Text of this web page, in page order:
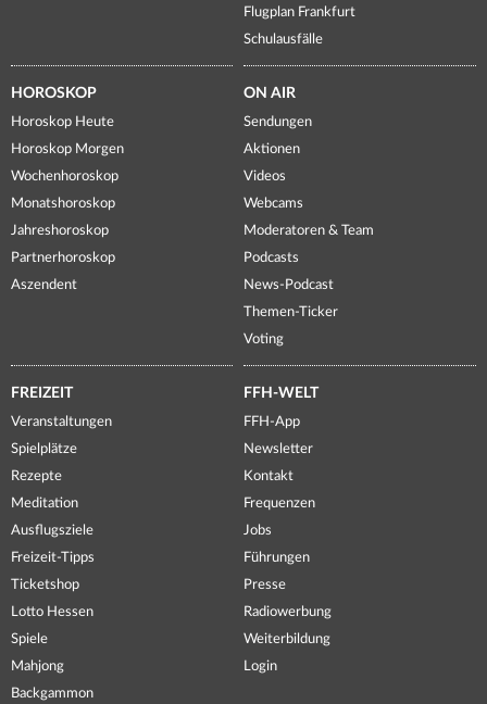
Flugplan Frankfurt
Schulausfälle
HOROSKOP
Horoskop Heute
Horoskop Morgen
Wochenhoroskop
Monatshoroskop
Jahreshoroskop
Partnerhoroskop
Aszendent
ON AIR
Sendungen
Aktionen
Videos
Webcams
Moderatoren & Team
Podcasts
News-Podcast
Themen-Ticker
Voting
FREIZEIT
Veranstaltungen
Spielplätze
Rezepte
Meditation
Ausflugsziele
Freizeit-Tipps
Ticketshop
Lotto Hessen
Spiele
Mahjong
Backgammon
FFH-WELT
FFH-App
Newsletter
Kontakt
Frequenzen
Jobs
Führungen
Presse
Radiowerbung
Weiterbildung
Login